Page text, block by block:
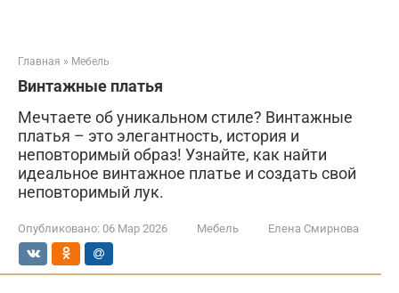
Главная » Мебель
Винтажные платья
Мечтаете об уникальном стиле? Винтажные
платья – это элегантность, история и
неповторимый образ! Узнайте, как найти
идеальное винтажное платье и создать свой
неповторимый лук.
Опубликовано: 06 Мар 2026 Мебель Елена Смирнова